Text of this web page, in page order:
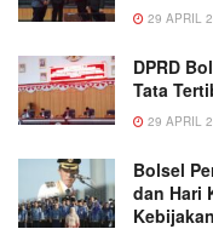
29 APRIL
DPRD
Tata
29 APRIL
Bolsel
dan Hari